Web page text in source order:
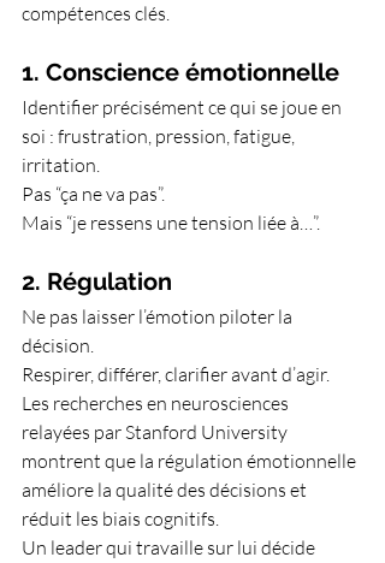
compétences clés.
1. Conscience émotionnelle
Identifier précisément ce qui se joue en
soi : frustration, pression, fatigue,
irritation.
Pas “ça ne va pas”.
Mais “je ressens une tension liée à…”.
2. Régulation
Ne pas laisser l’émotion piloter la
décision.
Respirer, différer, clarifier avant d’agir.
Les recherches en neurosciences
relayées par Stanford University
montrent que la régulation émotionnelle
améliore la qualité des décisions et
réduit les biais cognitifs.
Un leader qui travaille sur lui décide